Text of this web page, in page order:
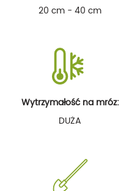
20 cm - 40 cm
Wytrzymałość na mróz:
DUŻA